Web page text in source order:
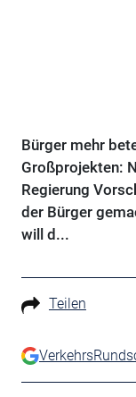
Bürger mehr
Großprojekten:
Regierung
der Bürger
will d...
Teilen